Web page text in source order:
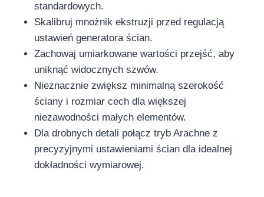
standardowych.
Skalibruj mnożnik ekstruzji przed regulacją
ustawień generatora ścian.
Zachowaj umiarkowane wartości przejść, aby
uniknąć widocznych szwów.
Nieznacznie zwiększ minimalną szerokość
ściany i rozmiar cech dla większej
niezawodności małych elementów.
Dla drobnych detali połącz tryb Arachne z
precyzyjnymi ustawieniami ścian dla idealnej
dokładności wymiarowej.